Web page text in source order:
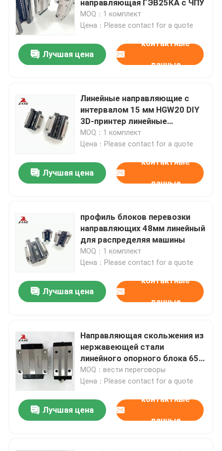
О Компании
Наша фабрика
контроль качества
контактные данные
Новости
Все случаи
Линейный проводник
Линейный ведущий брус
линейные guideways
катаный шариковый винт
Модуль линейной направляющей
Модуль KK
направляющая ГЭВ25КА с ЧПУ
MOQ：1 комплект
Цена：Please contact for a quote
Лучшая цена
контактные
данные
Линейные направляющие с
интервалом 15 мм HGW20 DIY
3D-принтер линейные
направляющие типа R
MOQ：1 комплект
Цена：Please contact for a quote
Лучшая цена
контактные
данные
профиль блоков перевозки
направляющих 48мм линейный
для распределяя машины
MOQ：1 комплект
Цена：Please contact for a quote
Лучшая цена
контактные
данные
Направляющая скольжения из
нержавеющей стали
линейного опорного блока 65
мм HGH25 линейная
MOQ：вести переговоры
Цена：Please contact for a quote
Лучшая цена
контактные
данные